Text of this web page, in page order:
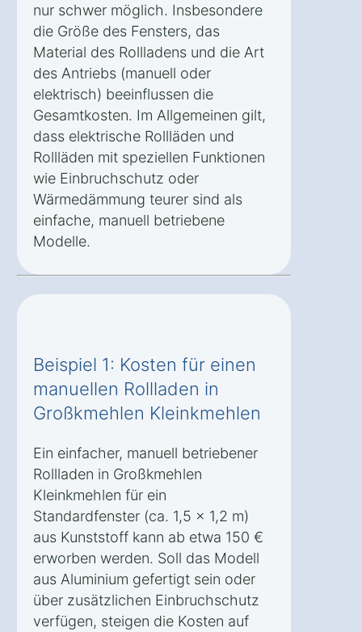
nur schwer möglich. Insbesondere
die Größe des Fensters, das
Material des Rollladens und die Art
des Antriebs (manuell oder
elektrisch) beeinflussen die
Gesamtkosten. Im Allgemeinen gilt,
dass elektrische Rollläden und
Rollläden mit speziellen Funktionen
wie Einbruchschutz oder
Wärmedämmung teurer sind als
einfache, manuell betriebene
Modelle.
Beispiel 1: Kosten für einen
manuellen Rollladen in
Großkmehlen Kleinkmehlen
Ein einfacher, manuell betriebener
Rollladen in Großkmehlen
Kleinkmehlen für ein
Standardfenster (ca. 1,5 x 1,2 m)
aus Kunststoff kann ab etwa 150 €
erworben werden. Soll das Modell
aus Aluminium gefertigt sein oder
über zusätzlichen Einbruchschutz
verfügen, steigen die Kosten auf